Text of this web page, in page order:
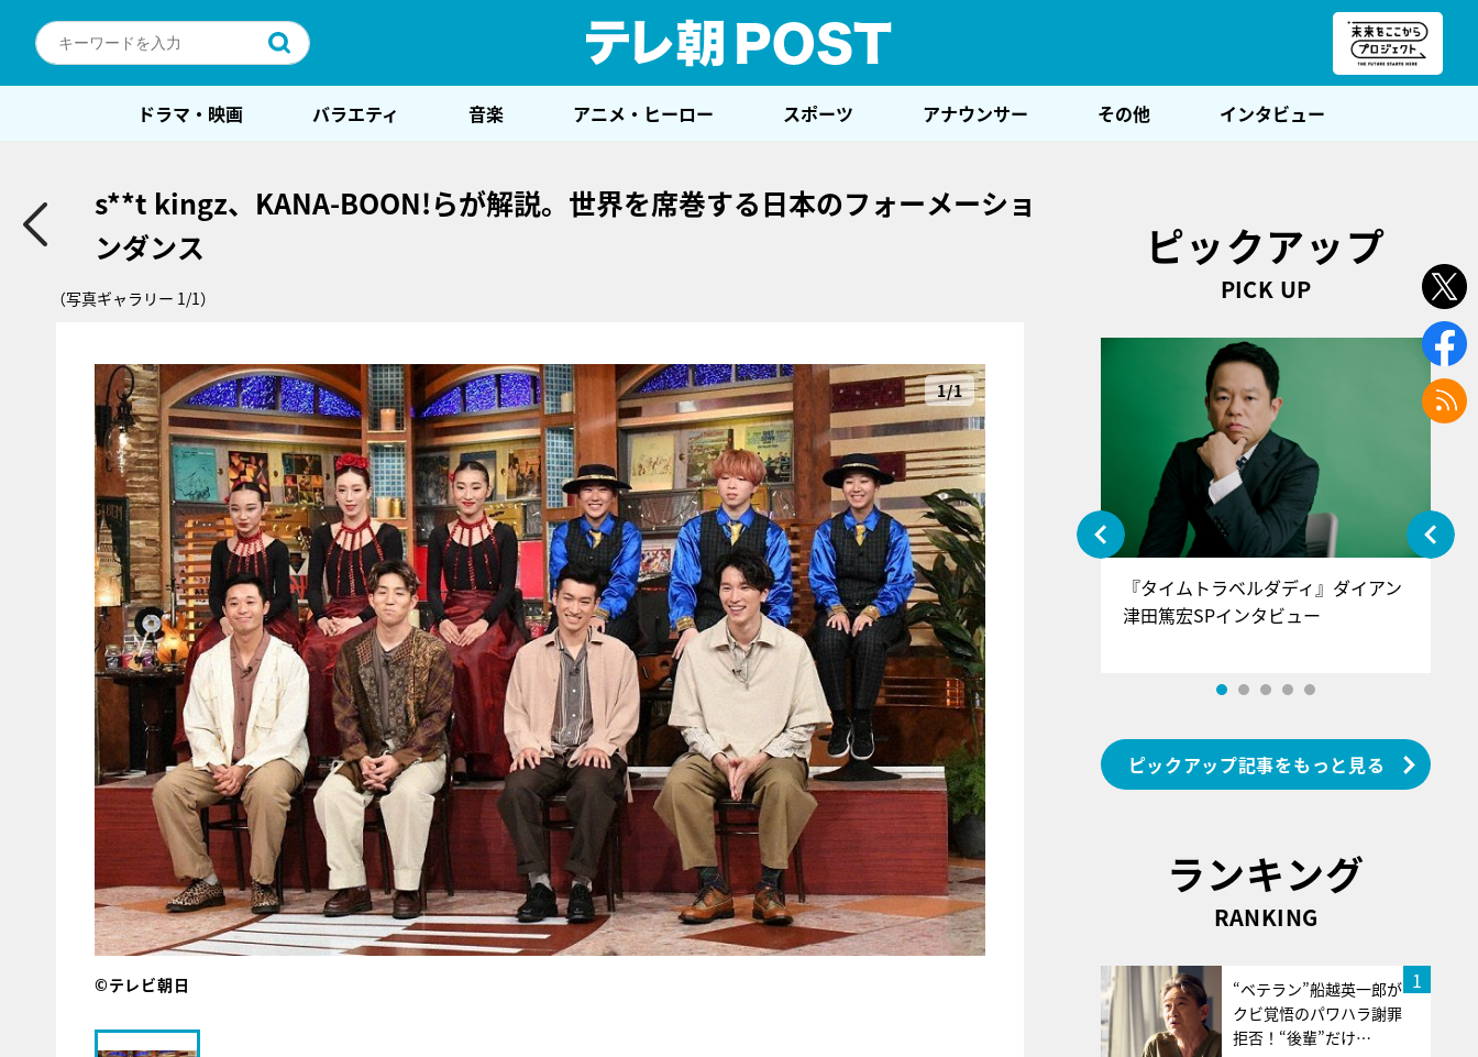
ドラマ・映画 バラエティ 音楽 アニメ・ヒーロー スポーツ アナウンサー その他 インタビュー
s**t kingz、KANA-BOON!らが解説。世界を席巻する日本のフォーメーショ
ンダンス
（写真ギャラリー 1/1）
1/1
©テレビ朝日
ピックアップ
PICK UP
『アイ＝ラブ！げーみんぐ』＝LOV
E齋藤樹愛羅＆佐々木舞香SPインタ
ビュー
『タイムトラベルダディ』ダイアン
津田篤宏SPインタビュー
ピックアップ記事をもっと見る
ランキング
RANKING
1
“ベテラン”船越英一郎が
クビ覚悟のパワハラ謝罪
拒否！“後輩”だけ…